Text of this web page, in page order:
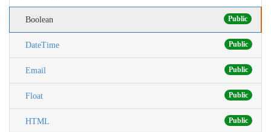
Public
Boolean
Public
DateTime
Public
Email
Public
Float
Public
HTML